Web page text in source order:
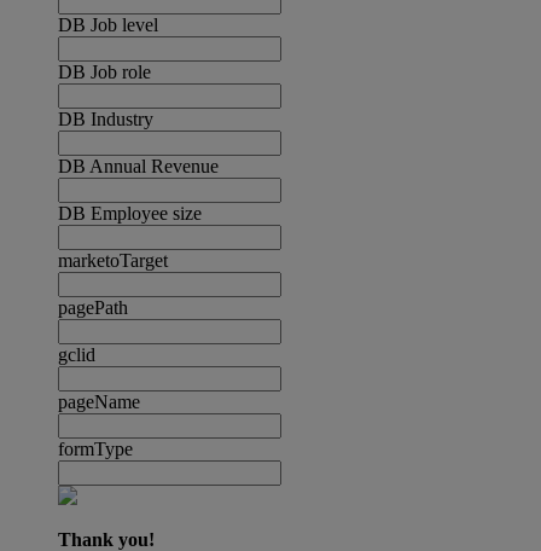
DB Job level
DB Job role
DB Industry
DB Annual Revenue
DB Employee size
marketoTarget
pagePath
gclid
pageName
formType
Thank you!